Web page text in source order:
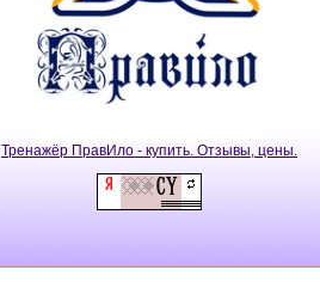
Тренажёр ПравИло - купить. Отзывы, цены.